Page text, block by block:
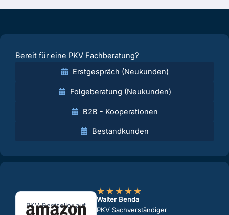
Bereit für eine PKV Fachberatung?
Erstgespräch (Neukunden)
Folgeberatung (Neukunden)
B2B - Kooperationen
Bestandkunden
PKV-Bestseller auf
★★★★★
Walter Benda
PKV Sachverständiger